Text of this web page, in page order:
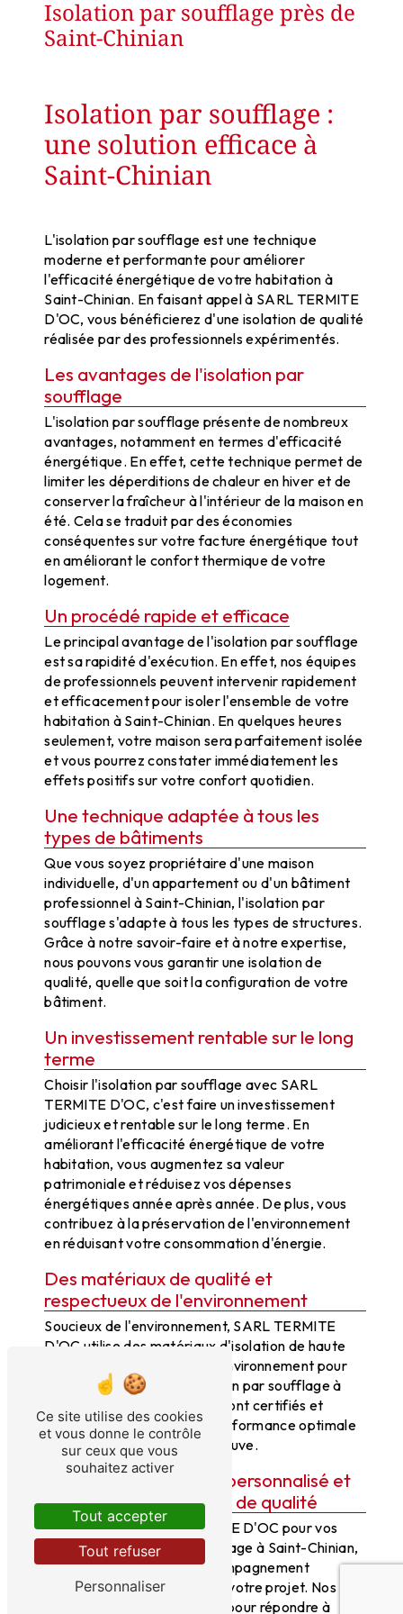
Isolation par soufflage près de
Saint-Chinian
Isolation par soufflage :
une solution efficace à
Saint-Chinian
L'isolation par soufflage est une technique
moderne et performante pour améliorer
l'efficacité énergétique de votre habitation à
Saint-Chinian. En faisant appel à SARL TERMITE
D'OC, vous bénéficierez d'une isolation de qualité
réalisée par des professionnels expérimentés.
Les avantages de l'isolation par
soufflage
L'isolation par soufflage présente de nombreux
avantages, notamment en termes d'efficacité
énergétique. En effet, cette technique permet de
limiter les déperditions de chaleur en hiver et de
conserver la fraîcheur à l'intérieur de la maison en
été. Cela se traduit par des économies
conséquentes sur votre facture énergétique tout
en améliorant le confort thermique de votre
logement.
Un procédé rapide et efficace
Le principal avantage de l'isolation par soufflage
est sa rapidité d'exécution. En effet, nos équipes
de professionnels peuvent intervenir rapidement
et efficacement pour isoler l'ensemble de votre
habitation à Saint-Chinian. En quelques heures
seulement, votre maison sera parfaitement isolée
et vous pourrez constater immédiatement les
effets positifs sur votre confort quotidien.
Une technique adaptée à tous les
types de bâtiments
Que vous soyez propriétaire d'une maison
individuelle, d'un appartement ou d'un bâtiment
professionnel à Saint-Chinian, l'isolation par
soufflage s'adapte à tous les types de structures.
Grâce à notre savoir-faire et à notre expertise,
nous pouvons vous garantir une isolation de
qualité, quelle que soit la configuration de votre
bâtiment.
Un investissement rentable sur le long
terme
Choisir l'isolation par soufflage avec SARL
TERMITE D'OC, c'est faire un investissement
judicieux et rentable sur le long terme. En
améliorant l'efficacité énergétique de votre
habitation, vous augmentez sa valeur
patrimoniale et réduisez vos dépenses
énergétiques année après année. De plus, vous
contribuez à la préservation de l'environnement
en réduisant votre consommation d'énergie.
Des matériaux de qualité et
respectueux de l'environnement
Soucieux de l'environnement, SARL TERMITE
D'OC utilise des matériaux d'isolation de haute
qualité et respectueux de l'environnement pour
réaliser vos travaux d'isolation par soufflage à
Saint-Chinian. Nos produits sont certifiés et
garantis pour assurer une performance optimale
et une durabilité à toute épreuve.
Un accompagnement personnalisé et
un service après-vente de qualité
En choisissant SARL TERMITE D'OC pour vos
travaux d'isolation par soufflage à Saint-Chinian,
vous bénéficierez d'un accompagnement
personnalisé tout au long de votre projet. Nos
équipes sont à votre écoute pour répondre à
Ce site utilise des cookies
et vous donne le contrôle
sur ceux que vous
souhaitez activer
Tout accepter
Tout refuser
Personnaliser